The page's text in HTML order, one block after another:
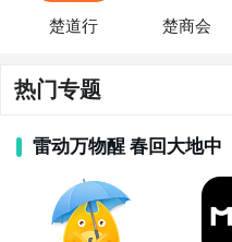
楚道行 楚商会
热门专题
雷动万物醒 春回大地中